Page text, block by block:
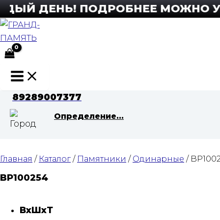
Перейти
к
содержимому
ДЕНЬ! ПОДРОБНЕЕ МОЖНО
Main
Menu
89289007377
Определение...
Главная / Каталог / Памятники / Одинарные /
BP100254
ВхШхТ